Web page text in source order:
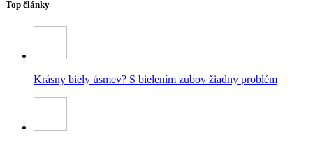
Top články
Krásny biely úsmev? S bielením zubov žiadny problém